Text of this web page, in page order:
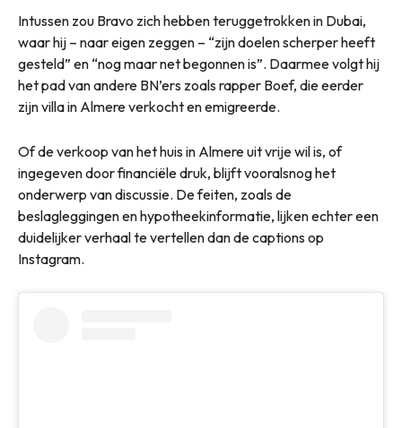
Intussen zou Bravo zich hebben teruggetrokken in Dubai,
waar hij – naar eigen zeggen – “zijn doelen scherper heeft
gesteld” en “nog maar net begonnen is”. Daarmee volgt hij
het pad van andere BN’ers zoals rapper Boef, die eerder
zijn villa in Almere verkocht en emigreerde.
Of de verkoop van het huis in Almere uit vrije wil is, of
ingegeven door financiële druk, blijft vooralsnog het
onderwerp van discussie. De feiten, zoals de
beslagleggingen en hypotheekinformatie, lijken echter een
duidelijker verhaal te vertellen dan de captions op
Instagram.